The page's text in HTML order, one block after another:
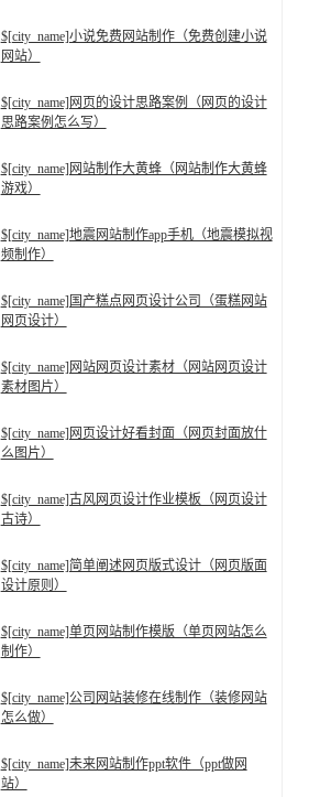
$[city_name]小说免费网站制作（免费创建小说
网站）
$[city_name]网页的设计思路案例（网页的设计
思路案例怎么写）
$[city_name]网站制作大黄蜂（网站制作大黄蜂
游戏）
$[city_name]地震网站制作app手机（地震模拟视
频制作）
$[city_name]国产糕点网页设计公司（蛋糕网站
网页设计）
$[city_name]网站网页设计素材（网站网页设计
素材图片）
$[city_name]网页设计好看封面（网页封面放什
么图片）
$[city_name]古风网页设计作业模板（网页设计
古诗）
$[city_name]简单阐述网页版式设计（网页版面
设计原则）
$[city_name]单页网站制作模版（单页网站怎么
制作）
$[city_name]公司网站装修在线制作（装修网站
怎么做）
$[city_name]未来网站制作ppt软件（ppt做网
站）